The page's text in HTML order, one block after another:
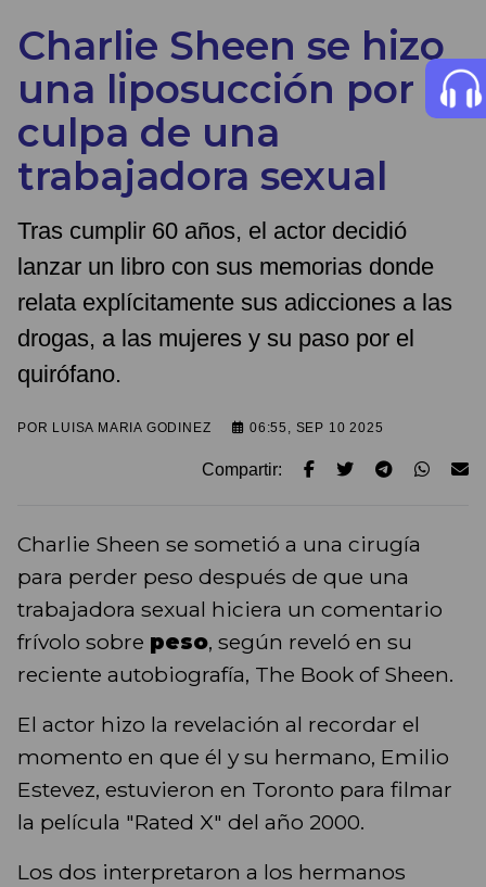
Charlie Sheen se hizo
una liposucción por
culpa de una
trabajadora sexual
Tras cumplir 60 años, el actor decidió
lanzar un libro con sus memorias donde
relata explícitamente sus adicciones a las
drogas, a las mujeres y su paso por el
quirófano.
POR LUISA MARIA GODINEZ 06:55, SEP 10 2025
Compartir:
Charlie Sheen se sometió a una cirugía
para perder peso después de que una
trabajadora sexual hiciera un comentario
frívolo sobre peso, según reveló en su
reciente autobiografía, The Book of Sheen.
El actor hizo la revelación al recordar el
momento en que él y su hermano, Emilio
Estevez, estuvieron en Toronto para filmar
la película "Rated X" del año 2000.
Los dos interpretaron a los hermanos